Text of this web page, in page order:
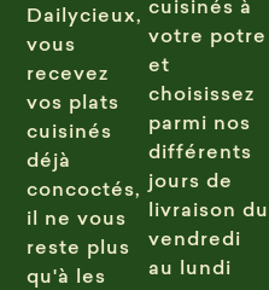
Dailycieux,
vous
recevez
vos plats
cuisinés
déjà
concoctés,
il ne vous
reste plus
qu'à les
cuisinés à
votre potre
et
choisissez
parmi nos
différents
jours de
livraison du
vendredi
au lundi